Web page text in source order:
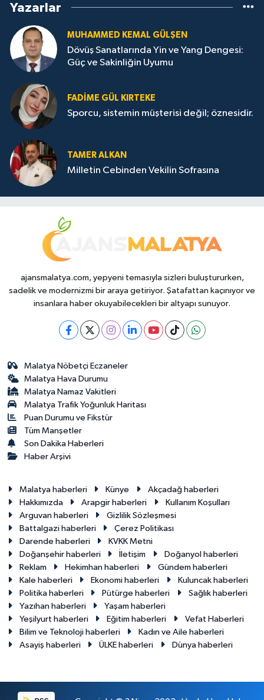
Yazarlar
MUHAMMED KEMAL GÜLŞEN
Dövüş Sanatlarında Yin ve Yang Dengesi:
Güç ve Sakinliğin Uyumu
FADIME GÜL KIRTEKE
Sporcu, sistemin müşterisi değil; öznesidir.
TAMER ALKAN
Milletin Cebinden Vekilin Sofrasına
ajansmalatya.com, yepyeni temasıyla sizleri buluştururken,
sadelik ve modernizmi bir araya getiriyor. Şatafattan kaçınıyor ve
insanlara haber okuyabilecekleri bir altyapı sunuyor.
Malatya Nöbetçi Eczaneler
Malatya Hava Durumu
Malatya Namaz Vakitleri
Malatya Trafik Yoğunluk Haritası
Puan Durumu ve Fikstür
Tüm Manşetler
Son Dakika Haberleri
Haber Arşivi
Malatya haberleri Künye
Akçadağ haberleri
Hakkımızda
Arapgir haberleri
Kullanım Koşulları
Arguvan haberleri
Gizlilik Sözleşmesi
Battalgazi haberleri
Çerez Politikası
Darende haberleri
KVKK Metni
Doğanşehir haberleri
İletişim
Doğanyol haberleri
Reklam
Hekimhan haberleri
Gündem haberleri
Kale haberleri
Ekonomi haberleri
Kuluncak haberleri
Politika haberleri
Pütürge haberleri
Sağlık haberleri
Yazıhan haberleri
Yaşam haberleri
Yeşilyurt haberleri
Eğitim haberleri
Vefat Haberleri
Bilim ve Teknoloji haberleri
Kadın ve Aile haberleri
Asayiş haberleri
ÜLKE haberleri Dünya haberleri